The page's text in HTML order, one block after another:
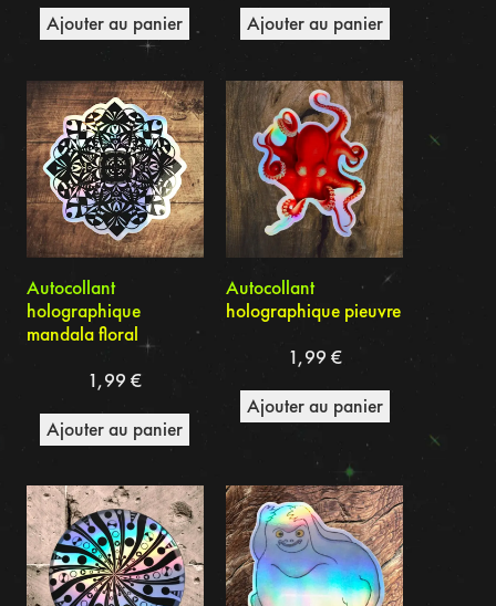
Ajouter au panier
Ajouter au panier
Autocollant
holographique
mandala floral
1,99€
Ajouter au panier
Autocollant
holographique pieuvre
1,99 €
Ajouter au panier